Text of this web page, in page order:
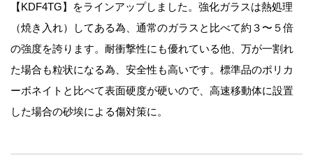
【KDF4TG】をラインアップしました。強化ガラスは熱処理
（焼き入れ）してある為、通常のガラスと比べて約３〜５倍
の強度を誇ります。耐衝撃性にも優れている他、万が一割れ
た場合も粒状になる為、安全性も高いです。標準品のポリカ
ーボネイトと比べて表面硬度が硬いので、高速移動体に設置
した場合の砂埃による傷対策に。